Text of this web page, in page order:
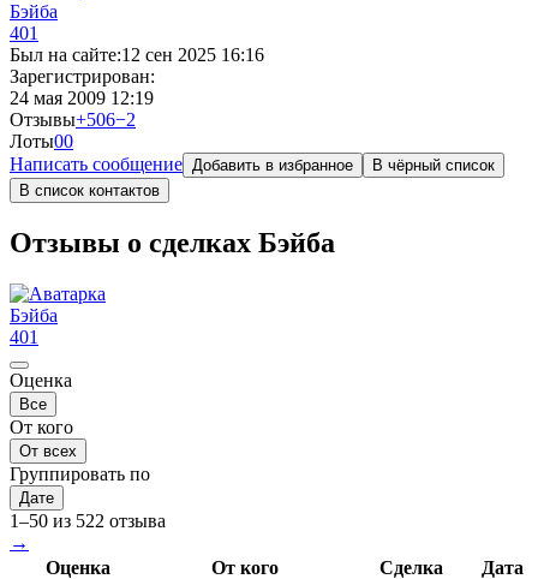
Бэйба
401
Был на сайте:12 сен 2025 16:16
Зарегистрирован:
24 мая 2009 12:19
Отзывы+506−2
Лоты00
Написать сообщение Добавить в избранное
В чёрный список
В список контактов
Отзывы о сделках Бэйба
Бэйба
401
Оценка
Все
От кого
От всех
Группировать по
Дате
1–50 из 522 отзыва
→
Оценка
От кого Сделка Дата